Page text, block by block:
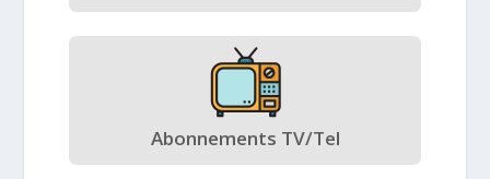
Abonnements TV/Tel